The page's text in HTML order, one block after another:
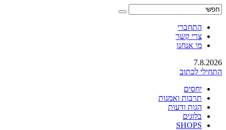
התחברי
צרי קשר
מי אנחנו
7.8.2026
התחילי לכתוב
יחסים
תרבות ואמנות
הגות ודעות
בלוגים
SHOPS